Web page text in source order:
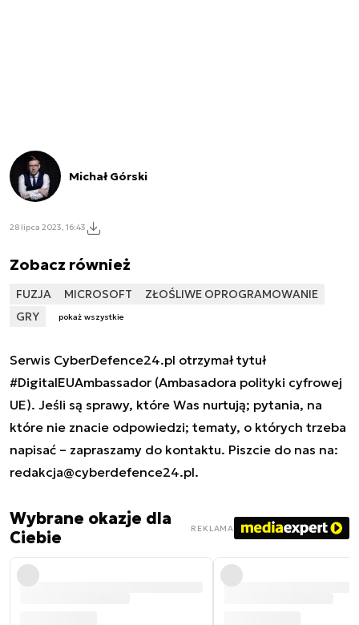
Michał Górski
28 lipca 2023, 16:43
Zobacz również
FUZJA MICROSOFT
ZŁOŚLIWE OPROGRAMOWANIE
GRY
pokaż wszystkie
Serwis CyberDefence24.pl otrzymał tytuł
#DigitalEUAmbassador (Ambasadora polityki cyfrowej
UE). Jeśli są sprawy, które Was nurtują; pytania, na
które nie znacie odpowiedzi; tematy, o których trzeba
napisać – zapraszamy do kontaktu. Piszcie do nas na:
redakcja@cyberdefence24.pl.
Wybrane okazje dla
Ciebie
REKLAMA